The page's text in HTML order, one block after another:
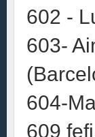
602 -
603-
604-
609